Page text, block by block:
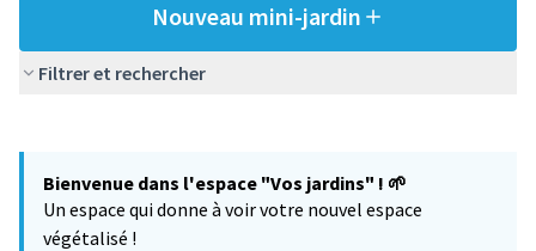
Nouveau mini-jardin
Filtrer et rechercher
−
Bienvenue dans l'espace "Vos jardins" ! 🌱
Un espace qui donne à voir votre nouvel espace
végétalisé !